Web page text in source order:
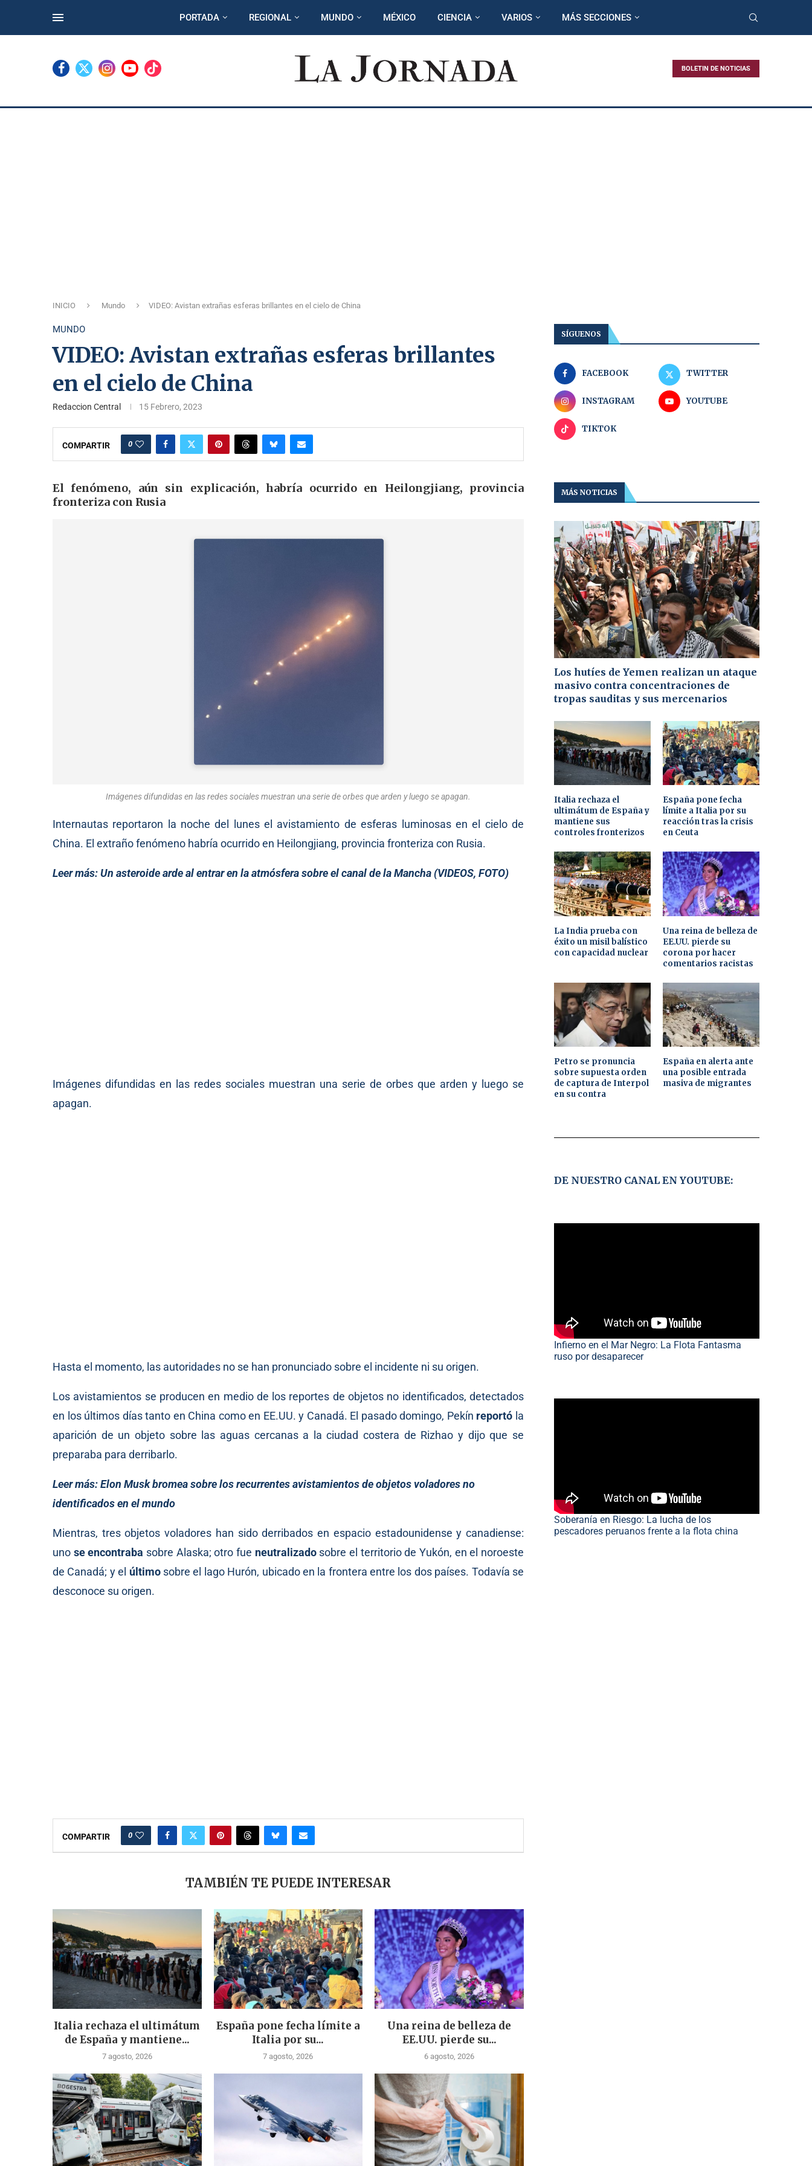
PORTADA REGIONAL MUNDO MÉXICO CIENCIA VARIOS MÁS SECCIONES
BOLETIN DE NOTICIAS
INICIO Mundo VIDEO: Avistan extrañas esferas brillantes en el cielo de China
MUNDO
VIDEO: Avistan extrañas esferas brillantes
en el cielo de China
Redaccion Central 15 Febrero, 2023
COMPARTIR 0
El fenómeno, aún sin explicación, habría ocurrido en Heilongjiang, provincia
fronteriza con Rusia
Imágenes difundidas en las redes sociales muestran una serie de orbes que arden y luego se apagan.
Internautas reportaron la noche del lunes el avistamiento de esferas luminosas en el cielo de
China. El extraño fenómeno habría ocurrido en Heilongjiang, provincia fronteriza con Rusia.
Leer más:Un asteroide arde al entrar en la atmósfera sobre el canal de la Mancha (VIDEOS, FOTO)
Imágenes difundidas en las redes sociales muestran una serie de orbes que arden y luego se
apagan.
Hasta el momento, las autoridades no se han pronunciado sobre el incidente ni su origen.
Los avistamientos se producen en medio de los reportes de objetos no identificados, detectados
en los últimos días tanto en China como en EE.UU. y Canadá. El pasado domingo, Pekín reportó la
aparición de un objeto sobre las aguas cercanas a la ciudad costera de Rizhao y dijo que se
preparaba para derribarlo.
Leer más:Elon Musk bromea sobre los recurrentes avistamientos de objetos voladores no
identificados en el mundo
Mientras, tres objetos voladores han sido derribados en espacio estadounidense y canadiense:
uno se encontraba sobre Alaska; otro fue neutralizadosobre el territorio de Yukón, en el noroeste
de Canadá; y el últimosobre el lago Hurón, ubicado en la frontera entre los dos países. Todavía se
desconoce su origen.
COMPARTIR 0
TAMBIÉN TE PUEDE INTERESAR
Italia rechaza el ultimátum
de España y mantiene...
7 agosto, 2026
España pone fecha límite a
Italia por su...
7 agosto, 2026
Una reina de belleza de
EE.UU. pierde su...
6 agosto, 2026
SÍGUENOS
FACEBOOK TWITTER
INSTAGRAM YOUTUBE
TIKTOK
MÁS NOTICIAS
Los hutíes de Yemen realizan un ataque
masivo contra concentraciones de
tropas sauditas y sus mercenarios
Italia rechaza el
ultimátum de España y
mantiene sus
controles fronterizos
España pone fecha
límite a Italia por su
reacción tras la crisis
en Ceuta
La India prueba con
éxito un misil balístico
con capacidad nuclear
Una reina de belleza de
EE.UU. pierde su
corona por hacer
comentarios racistas
Petro se pronuncia
sobre supuesta orden
de captura de Interpol
en su contra
España en alerta ante
una posible entrada
masiva de migrantes
DE NUESTRO CANAL EN YOUTUBE:
Infierno en el Mar Negro: La Flota Fantasma
ruso por desaparecer
Soberanía en Riesgo: La lucha de los
pescadores peruanos frente a la flota china